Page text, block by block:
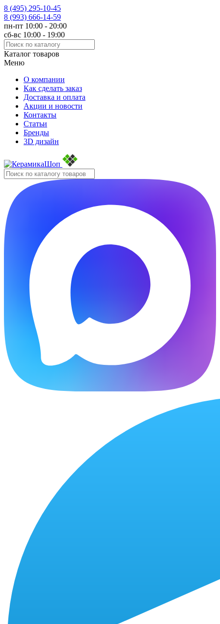
8 (495) 295-10-45
8 (993) 666-14-59
пн-пт 10:00 - 20:00
сб-вс 10:00 - 19:00
Каталог товаров
Меню
О компании
Как сделать заказ
Доставка и оплата
Акции и новости
Контакты
Статьи
Бренды
3D дизайн